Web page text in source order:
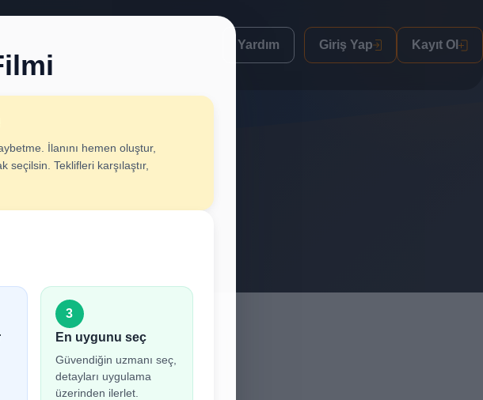
Yardım Giriş Yap Kayıt Ol
İlanını hemen oluştur,
Teklifleri karşılaştır,
3
En uygunu seç
Güvendiğin uzmanı seç,
detayları uygulama
üzerinden ilerlet.
Oluştur
hızlıca teklif al.
gerekmektedir.